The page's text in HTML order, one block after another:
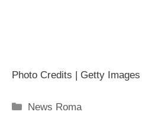
Photo Credits | Getty Images
Categorie
News Roma